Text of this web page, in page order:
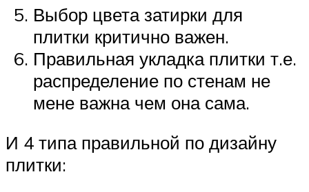
Выбор цвета затирки для
плитки критично важен.
Правильная укладка плитки т.е.
распределение по стенам не
мене важна чем она сама.
И 4 типа правильной по дизайну
плитки: